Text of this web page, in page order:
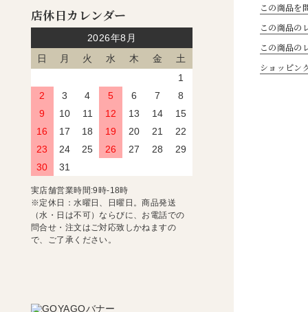
この商品を
この商品の
この商品の
ショッピン
店休日カレンダー
2026年8月
日
月 火 水 木 金
土
1
2
3 4 5 6 7
8
9
10 11 12 13 14
15
16
17 18 19 20 21
22
23
24 25 26 27 28
29
30
31
実店舗営業時間:9時-18時
※定休日：水曜日、日曜日。商品発送
（水・日は不可）ならびに、お電話での
問合せ・注文はご対応致しかねますの
で、ご了承ください。